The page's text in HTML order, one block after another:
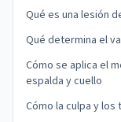
Qué es una lesión
Qué determina el
Cómo se aplica el
espalda y cuello
Cómo la culpa y